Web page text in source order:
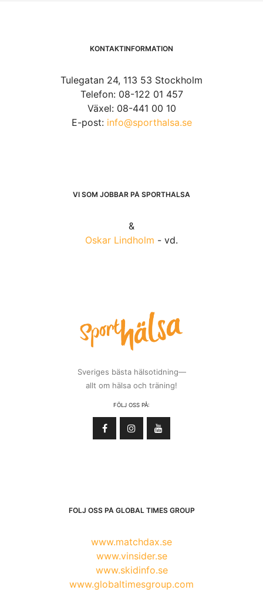
KONTAKTINFORMATION
Tulegatan 24, 113 53 Stockholm
Telefon: 08-122 01 457
Växel: 08-441 00 10
E-post: info@sporthalsa.se
VI SOM JOBBAR PÅ SPORTHÄLSA
&
Oskar Lindholm - vd.
Sveriges bästa hälsotidning—
allt om hälsa och träning!
FÖLJ OSS PÅ:
FÖLJ OSS PÅ GLOBAL TIMES GROUP
www.matchdax.se
www.vinsider.se
www.skidinfo.se
www.globaltimesgroup.com